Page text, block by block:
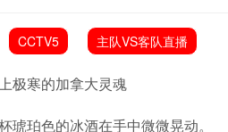
CCTV5 主队VS客队直播
极寒的加拿大灵魂
琥珀色的冰酒在手中微微晃动。